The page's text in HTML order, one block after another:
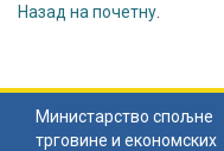
Назад на почетну
Министарство спољне
трговине и економских